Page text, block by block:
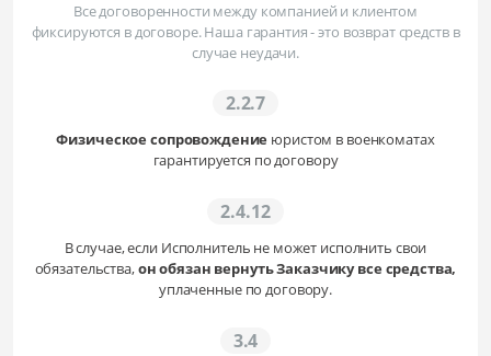
Все договоренности между компанией и клиентом
фиксируются в договоре. Наша гарантия - это возврат средств в
случае неудачи.
2.2.7
Физическое сопровождение юристом в военкоматах
гарантируется по договору
2.4.12
В случае, если Исполнитель не может исполнить свои
обязательства,он обязан вернуть Заказчику все средства,
уплаченные по договору.
3.4